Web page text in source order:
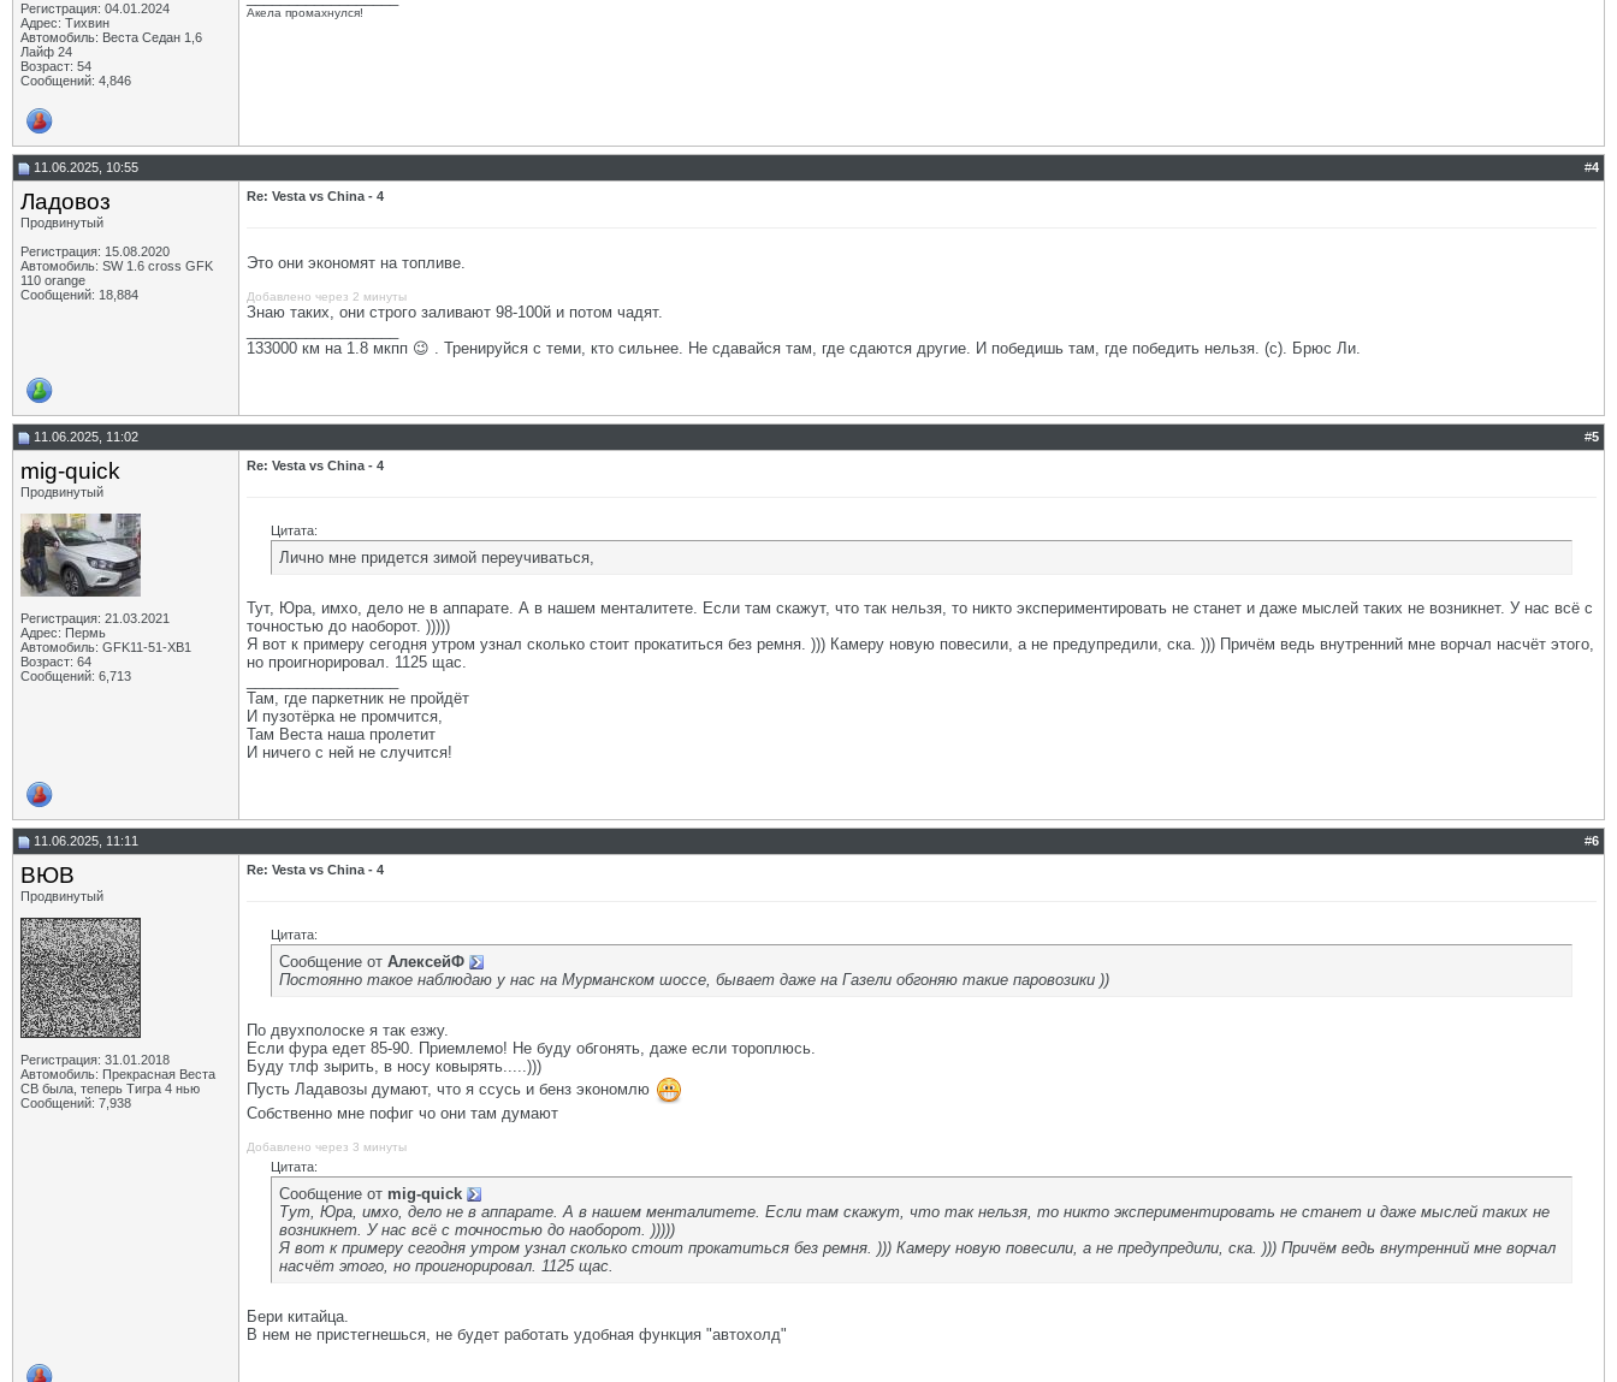
Регистрация: 04.01.2024
Адрес: Тихвин
Автомобиль: Веста Седан 1,6
Лайф 24
Возраст: 54
Сообщений: 4,846
Акела промахнулся!
11.06.2025, 10:55 #4
Ладовоз
Продвинутый
Регистрация: 15.08.2020
Автомобиль: SW 1.6 cross GFK
110 orange
Сообщений: 18,884
Re: Vesta vs China - 4
Это они экономят на топливе.
Добавлено через 2 минуты
Знаю таких, они строго заливают 98-100й и потом чадят.
133000 км на 1.8 мкпп 😉 . Тренируйся с теми, кто сильнее. Не сдавайся там, где сдаются другие. И победишь там, где победить нельзя. (с). Брюс Ли.
11.06.2025, 11:02 #5
mig-quick
Продвинутый
Регистрация: 21.03.2021
Адрес: Пермь
Автомобиль: GFK11-51-ХВ1
Возраст: 64
Сообщений: 6,713
Re: Vesta vs China - 4
Цитата:
Лично мне придется зимой переучиваться,
Тут, Юра, имхо, дело не в аппарате. А в нашем менталитете. Если там скажут, что так нельзя, то никто экспериментировать не станет и даже мыслей таких не возникнет. У нас всё с
точностью до наоборот. )))))
Я вот к примеру сегодня утром узнал сколько стоит прокатиться без ремня. ))) Камеру новую повесили, а не предупредили, ска. ))) Причём ведь внутренний мне ворчал насчёт этого,
но проигнорировал. 1125 щас.
Там, где паркетник не пройдёт
И пузотёрка не промчится,
Там Веста наша пролетит
И ничего с ней не случится!
11.06.2025, 11:11 #6
ВЮВ
Продвинутый
Регистрация: 31.01.2018
Автомобиль: Прекрасная Веста
СВ была, теперь Тигра 4 нью
Сообщений: 7,938
Re: Vesta vs China - 4
Цитата:
Сообщение от АлексейФ
Постоянно такое наблюдаю у нас на Мурманском шоссе, бывает даже на Газели обгоняю такие паровозики ))
По двухполоске я так езжу.
Если фура едет 85-90. Приемлемо! Не буду обгонять, даже если тороплюсь.
Буду тлф зырить, в носу ковырять.....)))
Пусть Ладавозы думают, что я ссусь и бенз экономлю
Собственно мне пофиг чо они там думают
Добавлено через 3 минуты
Цитата:
Сообщение от mig-quick
Тут, Юра, имхо, дело не в аппарате. А в нашем менталитете. Если там скажут, что так нельзя, то никто экспериментировать не станет и даже мыслей таких не
возникнет. У нас всё с точностью до наоборот. )))))
Я вот к примеру сегодня утром узнал сколько стоит прокатиться без ремня. ))) Камеру новую повесили, а не предупредили, ска. ))) Причём ведь внутренний мне ворчал
насчёт этого, но проигнорировал. 1125 щас.
Бери китайца.
В нем не пристегнешься, не будет работать удобная функция "автохолд"